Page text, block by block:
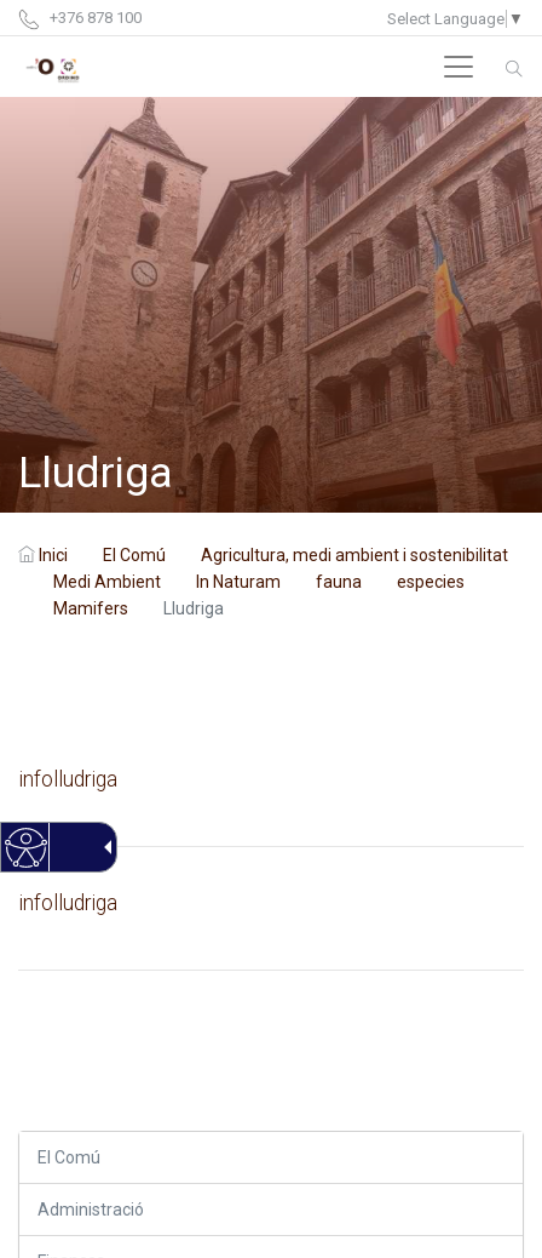
+376 878 100 Select Language ▼
Lludriga
Inici El Comú
Agricultura, medi ambient i sostenibilitat
Medi Ambient
In Naturam fauna
especies
Mamifers
Lludriga
El Comú
Administració
infolludriga
infolludriga